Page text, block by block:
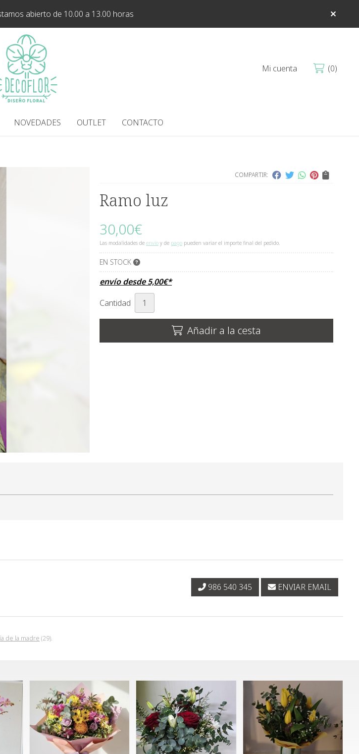
abierto de 10.00 a 13.00 horas
Mi cuenta 0
NOVEDADES OUTLET CONTACTO
COMPARTIR:
Ramo luz
30,00€
Las modalidades de envío y de pago pueden variar el importe final del pedido.
EN STOCK
envío desde5,00€*
Cantidad
Añadir a la cesta
de la madre (29).
986 540 345 ENVIAR EMAIL